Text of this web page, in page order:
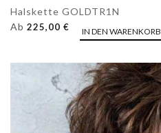
Halskette GOLDTR1N
Ab 225,00 € IN DEN WARENKORB